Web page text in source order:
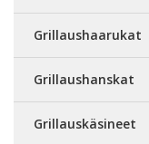
Grillaushaarukat
Grillaushanskat
Grillauskäsineet